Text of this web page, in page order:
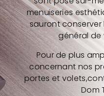
menuiseries
sauront conserver
général de
Pour de plus
concernant nos
portes et
Dom